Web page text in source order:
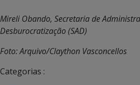
Mireli Obando, Secretaria de
Desburocratização (SAD)
Foto: Arquivo/Claython Vasconcellos
Categorias :